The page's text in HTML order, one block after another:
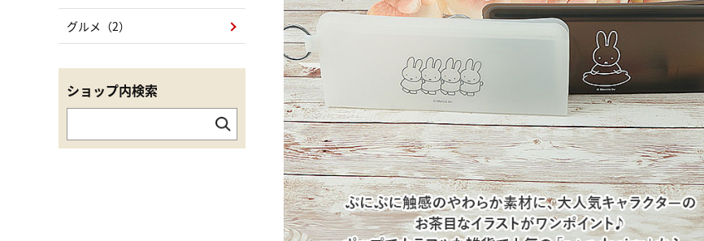
グルメ（2）
ショップ内検索